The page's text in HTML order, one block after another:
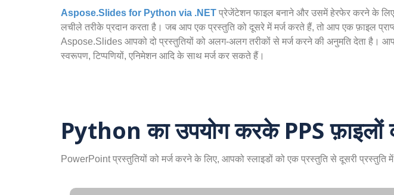
Aspose.Slides for Python via .NET प्रेजेंटेशन फाइल बनाने और उसमें हेरफेर करने के लिए
लचीले तरीके प्रदान करता है। जब आप एक प्रस्तुति को दूसरे में मर्ज करते हैं, तो आप एक फ़ाइल
Aspose.Slides आपको दो प्रस्तुतियों को अलग-अलग तरीकों से मर्ज करने की अनुमति देता है। आप
स्वरूपण, टिप्पणियों, एनिमेशन आदि के साथ मर्ज कर सकते हैं।
Python का उपयोग करके PPS फ़ाइलों
PowerPoint प्रस्तुतियों को मर्ज करने के लिए, आपको स्लाइडों को एक प्रस्तुति से दूसरी प्रस्तुति में